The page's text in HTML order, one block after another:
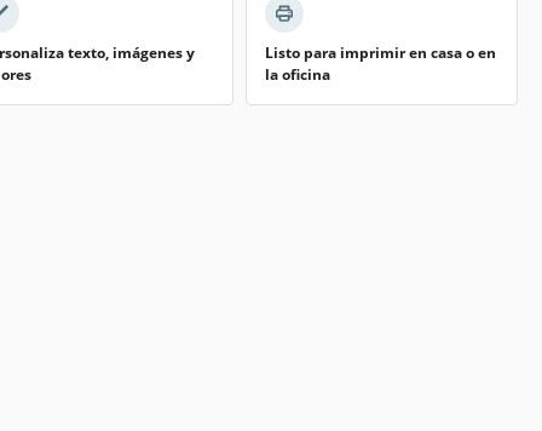
texto, imágenes y
Listo para imprimir en casa o en
la oficina